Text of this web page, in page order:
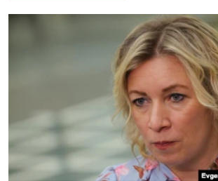
ՂԱՐԱԲԱՂ
ՊԱՏԵՐԱԶՄԻ 6 ՇԱԲԱԹՆԵՐԸ
ՄՇԱԿՈՒՅԹ
ՍՊՈՐՏ
ՄԵԿՆԱԲԱՆՈՒԹՅՈՒՆ